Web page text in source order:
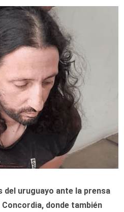
del uruguayo ante la prensa
donde también